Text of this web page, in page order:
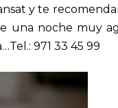
y te
una noche muy
971 33 45 99